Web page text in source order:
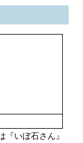
いぼ石さん』